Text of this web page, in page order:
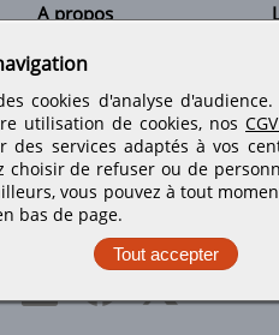
A propos
Contactez-nous
Nos partenaires
Informations légales
Conditions générales
Rejoignez nos équipes
sur les réseaux sociaux
cookies d'analyse
utilisation de cookies, nos
des services adaptés à vos
choisir de refuser ou de
vous pouvez à tout
bas de page.
Tout accepter